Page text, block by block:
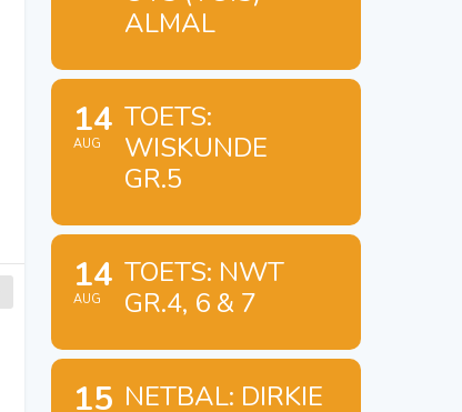
ALMAL
14
AUG
TOETS:
WISKUNDE
GR.5
14
AUG
TOETS: NWT
GR.4, 6 & 7
15 NETBAL: DIRKIE